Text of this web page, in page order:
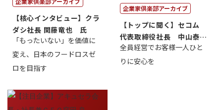
【核心インタビュー】クラ
ダシ社長 関藤竜也 氏
「もったいない」を価値に
変え、日本のフードロスゼ
ロを目指す
企業家倶楽部アーカイブ
【トップに聞く】セコム
代表取締役社長 中山泰
男
全員経営でお客様一人ひと
りに安心を